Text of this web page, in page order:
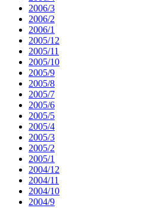
2006/3
2006/2
2006/1
2005/12
2005/11
2005/10
2005/9
2005/8
2005/7
2005/6
2005/5
2005/4
2005/3
2005/2
2005/1
2004/12
2004/11
2004/10
2004/9